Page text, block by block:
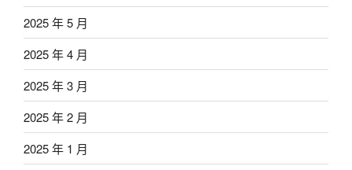
2025 年 5 月
2025 年 4 月
2025 年 3 月
2025 年 2 月
2025 年 1 月